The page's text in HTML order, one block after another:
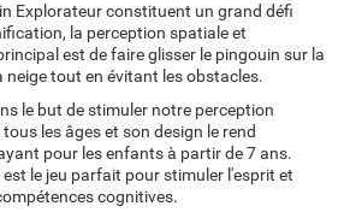
Explorateur constituent un grand défi
la perception spatiale et
est de faire glisser le pingouin sur la
neige tout en évitant les obstacles.
le but de stimuler notre perception
les âges et son design le rend
pour les enfants à partir de 7 ans.
le jeu parfait pour stimuler l'esprit et
cognitives.